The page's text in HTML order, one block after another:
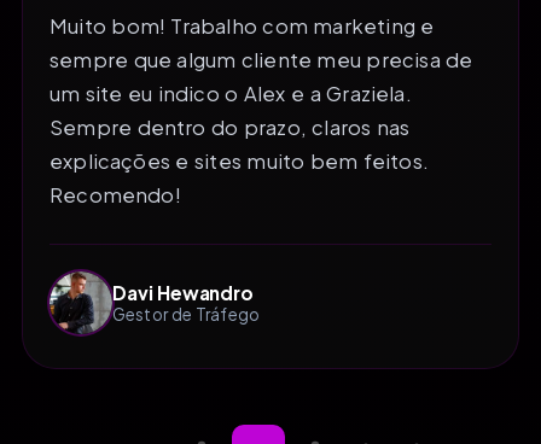
Muito bom! Trabalho com marketing e
sempre que algum cliente meu precisa de
um site eu indico o Alex e a Graziela.
Sempre dentro do prazo, claros nas
explicações e sites muito bem feitos.
Recomendo!
Davi Hewandro
Gestor de Tráfego